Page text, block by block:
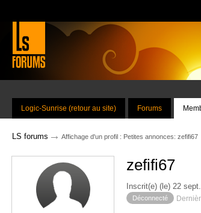
Logic-Sunrise (retour au site) Forums
LS forums → Affichage d'un profil : Petites annonces: zefifi67
zefifi67
Inscrit(e) (le) 22
Déconnecté